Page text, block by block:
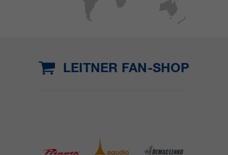
LEITNER FAN-SHOP